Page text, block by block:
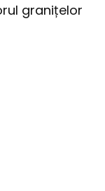
granițelor